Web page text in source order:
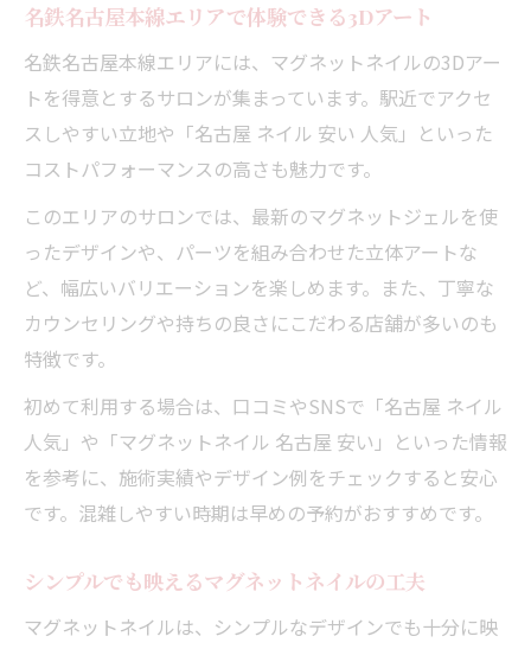
名鉄名古屋本線エリアで体験できる3Dアート
名鉄名古屋本線エリアには、マグネットネイルの3Dアー
トを得意とするサロンが集まっています。駅近でアクセ
スしやすい立地や「名古屋 ネイル 安い 人気」といった
コストパフォーマンスの高さも魅力です。
このエリアのサロンでは、最新のマグネットジェルを使
ったデザインや、パーツを組み合わせた立体アートな
ど、幅広いバリエーションを楽しめます。また、丁寧な
カウンセリングや持ちの良さにこだわる店舗が多いのも
特徴です。
初めて利用する場合は、口コミやSNSで「名古屋 ネイル
人気」や「マグネットネイル 名古屋 安い」といった情報
を参考に、施術実績やデザイン例をチェックすると安心
です。混雑しやすい時期は早めの予約がおすすめです。
シンプルでも映えるマグネットネイルの工夫
マグネットネイルは、シンプルなデザインでも十分に映